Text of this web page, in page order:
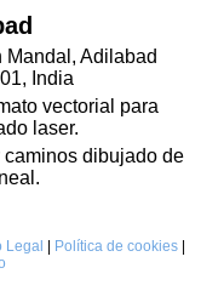
Mandal, Adilabad
India
vectorial para
laser.
caminos dibujado de
Legal Política de cookies